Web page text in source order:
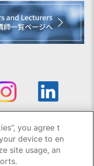
rights reserved.
you agree t
device to en
site usage, an